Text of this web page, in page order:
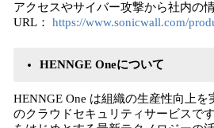
アクセスやサイバー攻撃から社内の
URL： https://www.sonicwall.com/
HENNGE Oneについて
HENNGE One は組織の生産性向上を
のクラウドセキュリティサービスで